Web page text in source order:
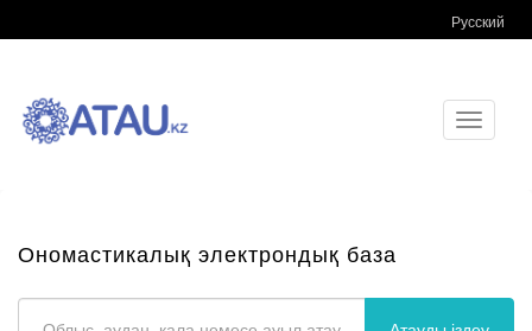
Русский
Toggle
Ономастикалық электрондық база